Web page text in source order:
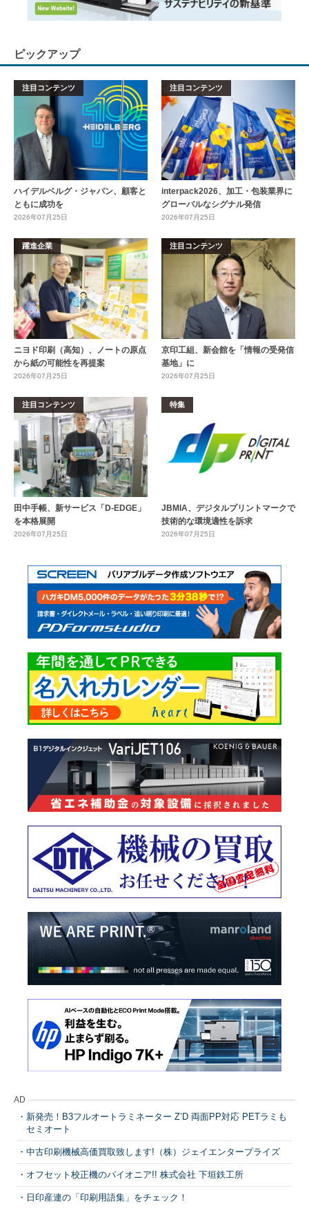
ピックアップ
注目コンテンツ
ハイデルベルグ・ジャパン、顧客と
ともに成功を
2026年07月25日
注目コンテンツ
interpack2026、加工・包装業界に
グローバルなシグナル発信
2026年07月25日
躍進企業
ニヨド印刷（高知）、ノートの原点
から紙の可能性を再提案
2026年07月25日
注目コンテンツ
京印工組、新会館を「情報の受発信
基地」に
2026年07月25日
注目コンテンツ
田中手帳、新サービス「D-EDGE」
を本格展開
2026年07月25日
特集
JBMIA、デジタルプリントマークで
技術的な環境適性を訴求
2026年07月25日
AD
新発売！B3フルオートラミネーター Z’D 両面PP対応 PETラミも
セミオート
中古印刷機械高価買取致します!（株）ジェイエンタープライズ
オフセット校正機のパイオニア!! 株式会社 下垣鉄工所
日印産連の「印刷用語集」をチェック！